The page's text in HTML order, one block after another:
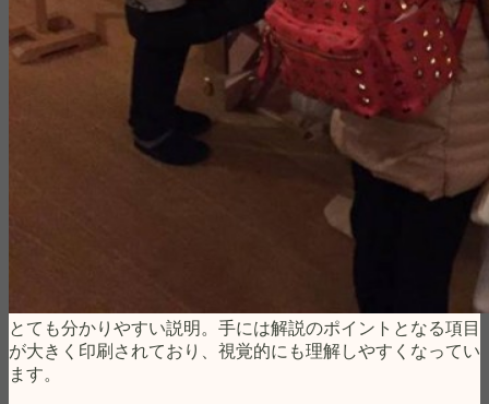
とても分かりやすい説明。手には解説のポイントとなる項目
が大きく印刷されており、視覚的にも理解しやすくなってい
ます。